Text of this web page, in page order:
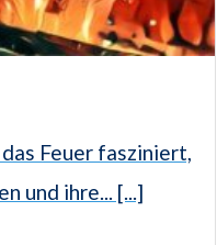
Feuer fasziniert,
und ihre... [...]